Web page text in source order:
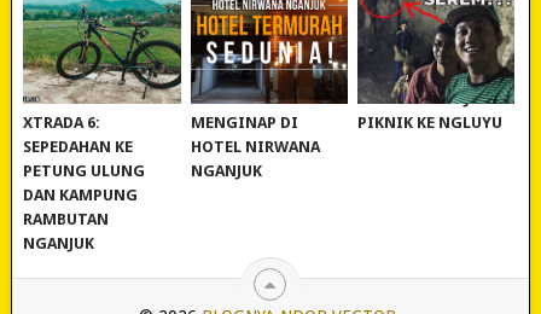
REVIEW POLYGON
XTRADA 6:
SEPEDAHAN KE
PETUNG ULUNG
DAN KAMPUNG
RAMBUTAN
NGANJUK
MURAH BANGET!
MENGINAP DI
HOTEL NIRWANA
NGANJUK
WISATA NGANJUK:
PIKNIK KE NGLUYU